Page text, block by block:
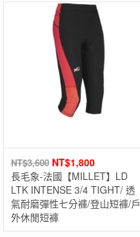
NT$3,600 NT$1,800
長毛象-法國【MILLET】LD
LTK INTENSE 3/4 TIGHT/ 透
氣耐磨彈性七分褲/登山短褲/戶
外休閒短褲